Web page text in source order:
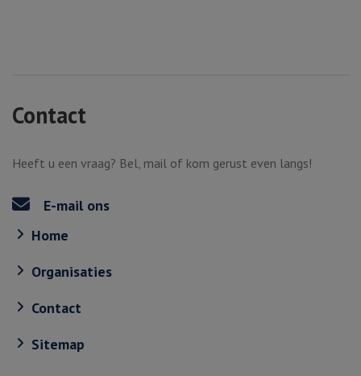
Contact
Heeft u een vraag? Bel, mail of kom gerust even langs!
E-mail ons
Home
Organisaties
Contact
Sitemap